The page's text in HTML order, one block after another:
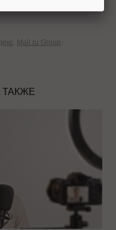
Mail.ru Group
ТАКЖЕ